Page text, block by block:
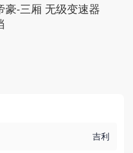
询
适配
目录
豪-三厢 无级变速器
吉利